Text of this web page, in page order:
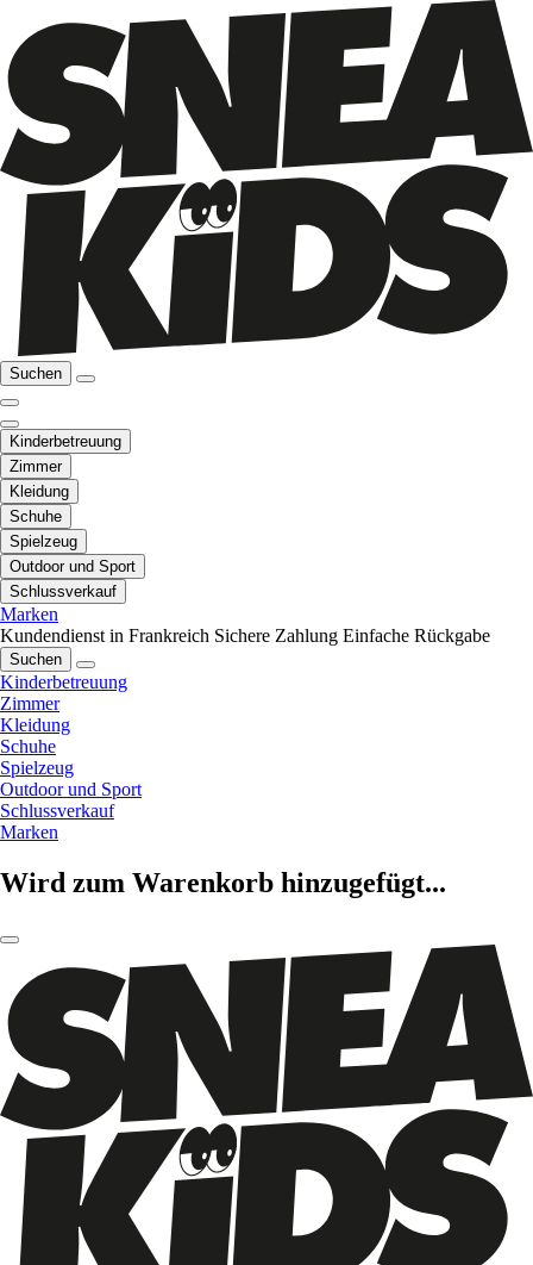
Suchen
Kinderbetreuung
Zimmer
Kleidung
Schuhe
Spielzeug
Outdoor und Sport
Schlussverkauf
Marken
Kundendienst in Frankreich Sichere Zahlung Einfache Rückgabe
Suchen
Kinderbetreuung
Zimmer
Kleidung
Schuhe
Spielzeug
Outdoor und Sport
Schlussverkauf
Marken
Wird zum Warenkorb hinzugefügt...